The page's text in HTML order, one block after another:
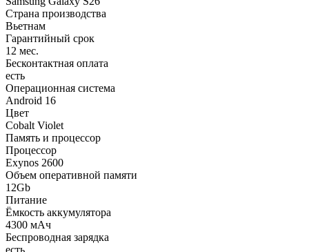
Страна производства
Вьетнам
Гарантийный срок
12 мес.
Бесконтактная оплата
есть
Операционная система
Android 16
Цвет
Cobalt Violet
Память и процессор
Процессор
Exynos 2600
Объем оперативной памяти
12Gb
Питание
Ёмкость аккумулятора
4300 мАч
Беспроводная зарядка
есть